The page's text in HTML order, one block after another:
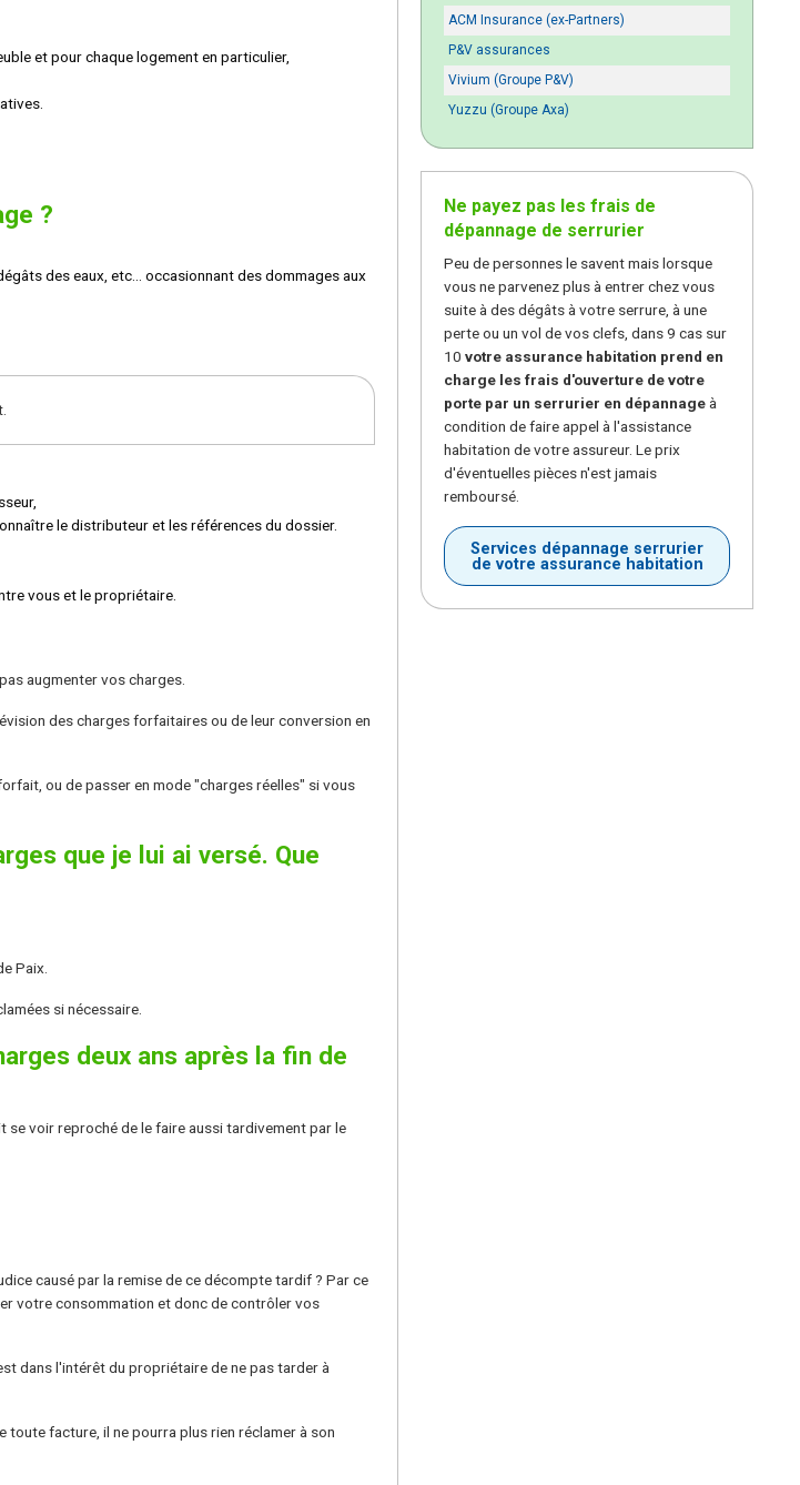
et pour chaque logement en particulier,
?
des eaux, etc... occasionnant des dommages aux
le distributeur et les références du dossier.
vous et le propriétaire.
augmenter vos charges.
des charges forfaitaires ou de leur conversion en
ou de passer en mode "charges réelles" si vous
que je lui ai versé. Que
Paix.
si nécessaire.
deux ans après la fin de
se voir reproché de le faire aussi tardivement par le
causé par la remise de ce décompte tardif ? Par ce
votre consommation et donc de contrôler vos
dans l'intérêt du propriétaire de ne pas tarder à
toute facture, il ne pourra plus rien réclamer à son
ACM Insurance (ex-Partners)
P&V assurances
Vivium (Groupe P&V)
Yuzzu (Groupe Axa)
Ne payez pas les frais de
dépannage de serrurier
Peu de personnes le savent mais lorsque
vous ne parvenez plus à entrer chez vous
suite à des dégâts à votre serrure, à une
perte ou un vol de vos clefs, dans 9 cas sur
10 votre assurance habitation prend en
charge les frais d'ouverture de votre
porte par un serrurier en dépannageà
condition de faire appel à l'assistance
habitation de votre assureur. Le prix
d'éventuelles pièces n'est jamais
remboursé.
Services dépannage serrurier
de votre assurance habitation